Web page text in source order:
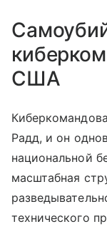
США
Радд, и он
национальной
масштабная
технического